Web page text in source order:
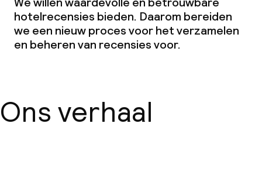
hotelrecensies bieden. Daarom bereiden
we een nieuw proces voor het verzamelen
en beheren van recensies voor.
Ons verhaal